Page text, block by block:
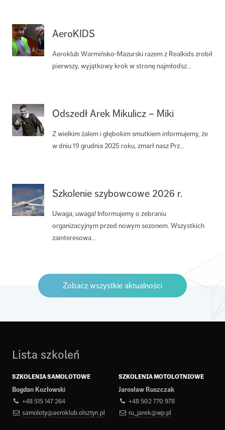
AeroKIDS
Aeroklub Warmińsko-Mazurski razem z Realkids zrobił
pierwszy, wyjątkowy krok w stronę najmłodsz...
Odszedł Arek Mikulicz – Miki
Z wielkim żalem i głębokim smutkiem informujemy, że
w dniu 19 grudnia 2025 roku, zmarł nasz Prz...
Szkolenie szybowcowe 2026 r.
Uwaga, uwaga! Informujemy o zebraniu
organizacyjnym przed nowym sezonem. Wszystkich
zainteresowa...
Zobacz wszystkie aktualności
Lista szkoleń
SZKOLENIA SAMOLOTOWE
Bogdan Kozłowski
+48 515 147 264
samoloty@aeroklub.olsztyn.pl
SZKOLENIA MOTOLOTNIOWE
Jarosław Ruszczak
+48 502 770 978
ru_jarek@wp.pl